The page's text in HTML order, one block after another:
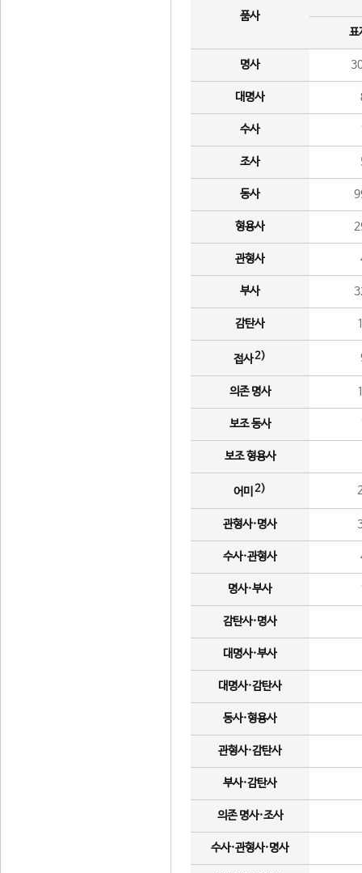
품사
표
명사
대명사
수사
조사
동사
형용사
관형사
부사
감탄사
접사2)
의존 명사
보조 동사
보조 형용사
어미 2)
관형사·명사
수사·관형사
명사·부사
감탄사·명사
대명사·부사
대명사·감탄사
동사·형용사
관형사·감탄사
부사·감탄사
의존 명사·조사
수사·관형사·명사